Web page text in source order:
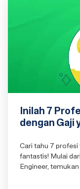
Inilah 7
dengan Gaji
Cari tahu 7
fantastis! Mulai
Engineer,